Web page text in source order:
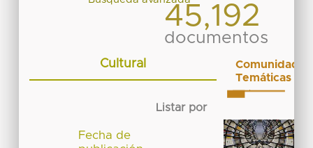
45,192
documentos
Cultural
Listar por
Fecha de
Comunidades
Temáticas